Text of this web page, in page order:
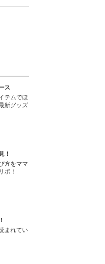
ス
テムでほ
新グッズ
！
方をママ
ポ！
まれてい